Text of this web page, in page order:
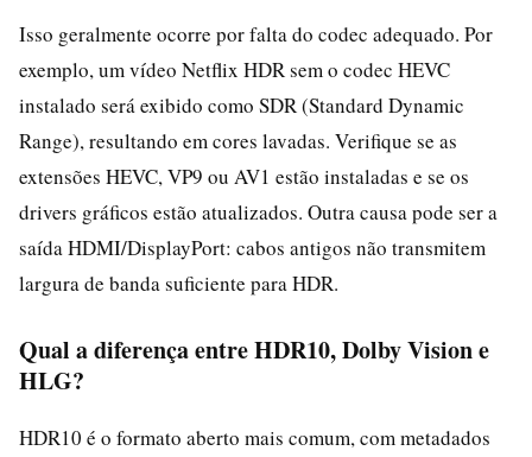
Isso geralmente ocorre por falta do codec adequado. Por
exemplo, um vídeo Netflix HDR sem o codec HEVC
instalado será exibido como SDR (Standard Dynamic
Range), resultando em cores lavadas. Verifique se as
extensões HEVC, VP9 ou AV1 estão instaladas e se os
drivers gráficos estão atualizados. Outra causa pode ser a
saída HDMI/DisplayPort: cabos antigos não transmitem
largura de banda suficiente para HDR.
Qual a diferença entre HDR10, Dolby Vision e
HLG?
HDR10 é o formato aberto mais comum, com metadados